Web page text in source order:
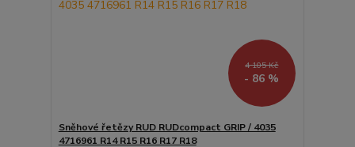
4 105 Kč
- 86 %
Sněhové řetězy RUD RUDcompact GRIP / 4035
4716961 R14 R15 R16 R17 R18